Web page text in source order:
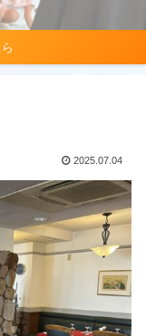
2025.07.04